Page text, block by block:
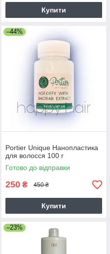
Купити
–44%
Portier Unique Нанопластика
для волосся 100 г
Готово до відправки
250 ₴ 450 ₴
Купити
–23%